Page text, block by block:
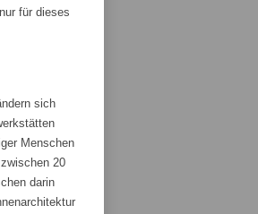
für dieses
sich
Menschen
20
darin